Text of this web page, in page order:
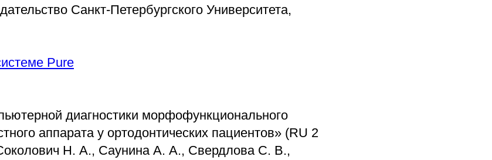
Санкт-Петербургского Университета,
Pure
диагностики морфофункционального
аппарата у ортодонтических пациентов» (RU 2
Н. А., Саунина А. А., Свердлова С. В.,